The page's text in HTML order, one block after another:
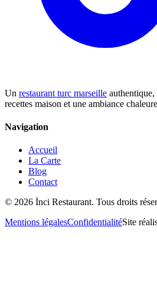
Un restaurant turc marseille
recettes maison et une ambiance
Navigation
Accueil
La Carte
Blog
Contact
© 2026 İnci Restaurant. Tous droits
Mentions légalesConfidentialitéSite